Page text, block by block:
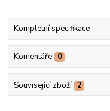
Kompletní specifikace
Komentáře 0
Související zboží 2